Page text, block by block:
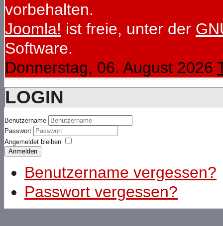
vorbehalten.
Joomla! ist freie, unter der
Software.
Donnerstag, 06. August 2026
LOGIN
Benutzername
Passwort
Angemeldet bleiben
Anmelden
Benutzername vergessen?
Passwort vergessen?